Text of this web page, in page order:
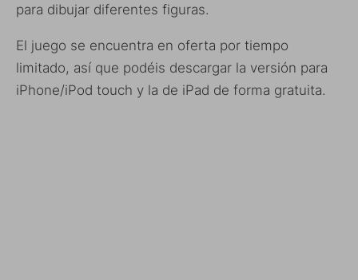
para dibujar diferentes figuras.
El juego se encuentra en oferta por tiempo
limitado, así que podéis descargar la versión para
iPhone/iPod touch y la de iPad de forma gratuita.